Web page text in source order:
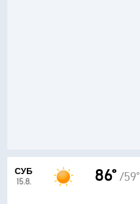
СУБ
15.8.
86° /59°